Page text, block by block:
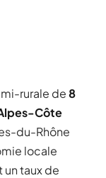
rurale de8
Côte
du-Rhône
locale
un taux de